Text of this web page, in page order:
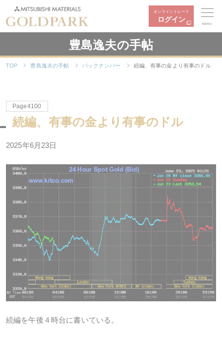
オンライントレード
ログイン
MENU
豊島逸夫の手帖
TOP 豊島逸夫の手帖 バックナンバー 続編、有事の金より有事のドル
Page4100
続編、有事の金より有事のドル
2025年6月23日
続編を午後４時台に書いている。